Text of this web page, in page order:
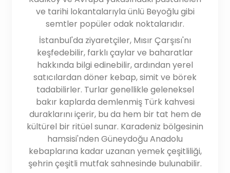
ve tarihi lokantalarıyla ünlü Beyoğlu gibi
semtler popüler odak noktalarıdır.
İstanbul'da ziyaretçiler, Mısır Çarşısı'nı
keşfedebilir, farklı çaylar ve baharatlar
hakkında bilgi edinebilir, ardından yerel
satıcılardan döner kebap, simit ve börek
tadabilirler. Turlar genellikle geleneksel
bakır kaplarda demlenmiş Türk kahvesi
duraklarını içerir, bu da hem bir tat hem de
kültürel bir ritüel sunar. Karadeniz bölgesinin
hamsisi'nden Güneydoğu Anadolu
kebaplarına kadar uzanan yemek çeşitliliği,
şehrin çeşitli mutfak sahnesinde bulunabilir.